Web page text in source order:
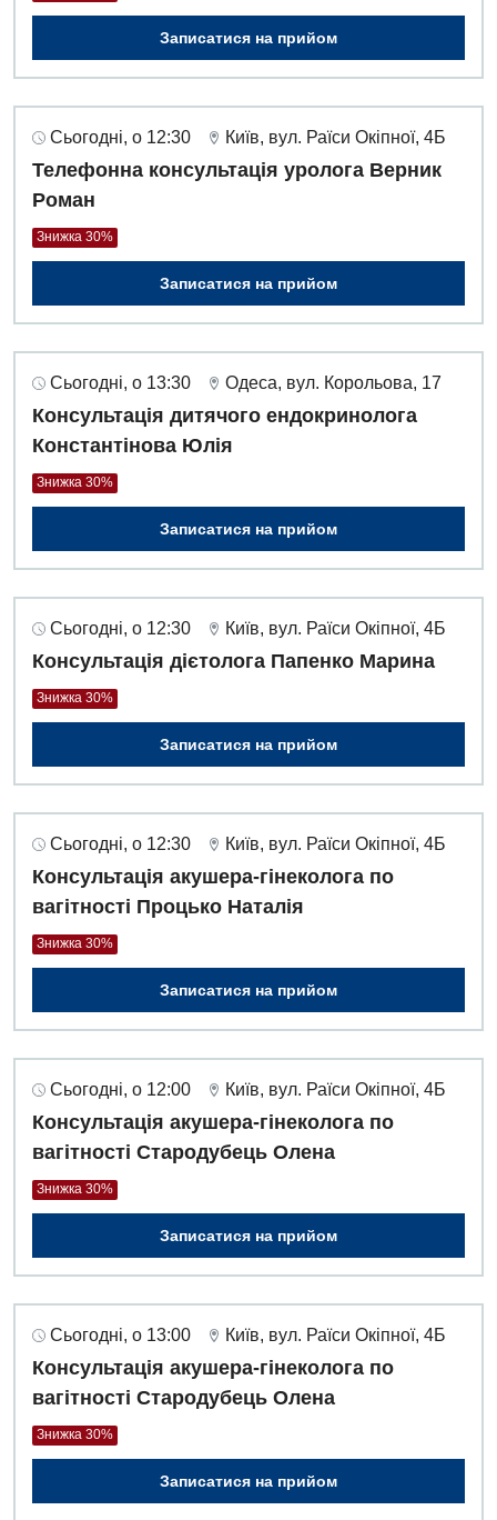
Записатися на прийом
Сьогодні, о 12:30 Київ, вул. Раїси Окіпної, 4Б
Телефонна консультація уролога Верник
Роман
Знижка 30%
Записатися на прийом
Сьогодні, о 13:30 Одеса, вул. Корольова, 17
Консультація дитячого ендокринолога
Константінова Юлія
Знижка 30%
Записатися на прийом
Сьогодні, о 12:30 Київ, вул. Раїси Окіпної, 4Б
Консультація дієтолога Папенко Марина
Знижка 30%
Записатися на прийом
Сьогодні, о 12:30 Київ, вул. Раїси Окіпної, 4Б
Консультація акушера-гінеколога по
вагітності Процько Наталія
Знижка 30%
Записатися на прийом
Сьогодні, о 12:00 Київ, вул. Раїси Окіпної, 4Б
Консультація акушера-гінеколога по
вагітності Стародубець Олена
Знижка 30%
Записатися на прийом
Сьогодні, о 13:00 Київ, вул. Раїси Окіпної, 4Б
Консультація акушера-гінеколога по
вагітності Стародубець Олена
Знижка 30%
Записатися на прийом